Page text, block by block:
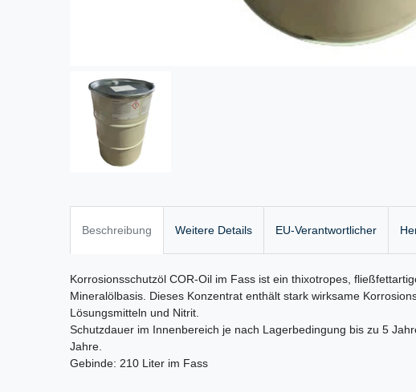
Beschreibung Weitere Details EU-Verantwortlicher
Korrosionsschutzöl COR-Oil im Fass ist ein thixotropes,
Mineralölbasis. Dieses Konzentrat enthält stark wirksame
Lösungsmitteln und Nitrit.
Schutzdauer im Innenbereich je nach Lagerbedingung bis zu 5
Jahre.
Gebinde: 210 Liter im Fass